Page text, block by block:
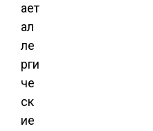
ает
ал
ле
рги
че
ск
ие